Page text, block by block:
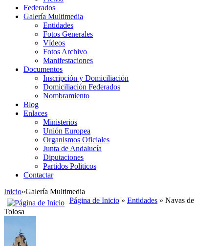
Federados
Galería Multimedia
Entidades
Fotos Generales
Vídeos
Fotos Archivo
Manifestaciones
Documentos
Inscripción y Domiciliación
Domiciliación Federados
Nombramiento
Blog
Enlaces
Ministerios
Unión Europea
Organismos Oficiales
Junta de Andalucía
Diputaciones
Partidos Politicos
Contactar
Inicio»Galería Multimedia
Página de Inicio » Entidades » Navas de
Tolosa